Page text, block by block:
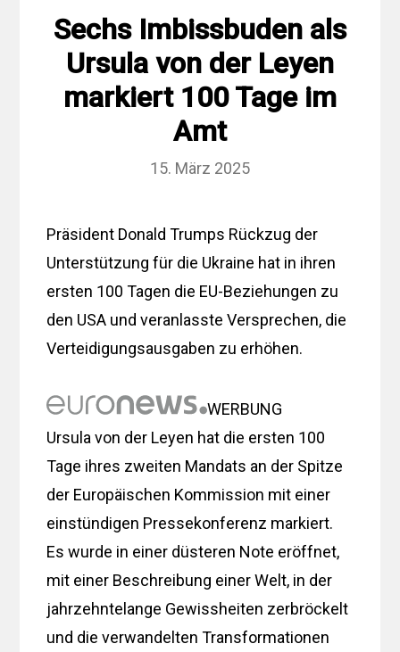
Sechs Imbissbuden als
Ursula von der Leyen
markiert 100 Tage im
Amt
15. März 2025
Präsident Donald Trumps Rückzug der
Unterstützung für die Ukraine hat in ihren
ersten 100 Tagen die EU-Beziehungen zu
den USA und veranlasste Versprechen, die
Verteidigungsausgaben zu erhöhen.
WERBUNG
Ursula von der Leyen hat die ersten 100
Tage ihres zweiten Mandats an der Spitze
der Europäischen Kommission mit einer
einstündigen Pressekonferenz markiert.
Es wurde in einer düsteren Note eröffnet,
mit einer Beschreibung einer Welt, in der
jahrzehntelange Gewissheiten zerbröckelt
und die verwandelten Transformationen